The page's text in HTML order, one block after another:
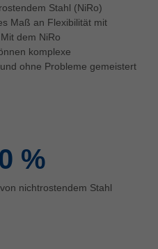
ทย
Stahl (NiRo)
Maß an Flexibilität mit
dem NiRo
komplexe
ohne Probleme gemeistert
%
nichtrostendem Stahl